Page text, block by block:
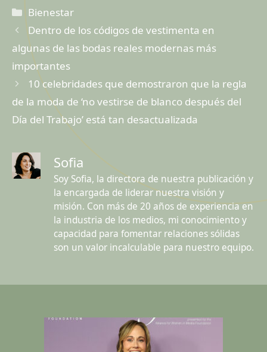
Categorías
Bienestar
Dentro de los códigos de vestimenta en
algunas de las bodas reales modernas más
importantes
10 celebridades que demostraron que la regla
de la moda de ‘no vestirse de blanco después del
Día del Trabajo’ está tan desactualizada
Sofia
Soy Sofia, la directora de nuestra publicación y
la encargada de liderar nuestra visión y
misión. Con más de 20 años de experiencia en
la industria de los medios, mi conocimiento y
capacidad para fomentar relaciones sólidas
son un valor incalculable para nuestro equipo.